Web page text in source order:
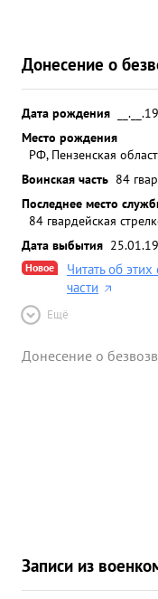
Донесение о
Дата рождения
Место рождения
РФ, Пензенская
Воинская часть 84
Последнее место
84 гвардейская
Дата выбытия
Новое
Читать об
части
Ещё
Донесение о
Записи из